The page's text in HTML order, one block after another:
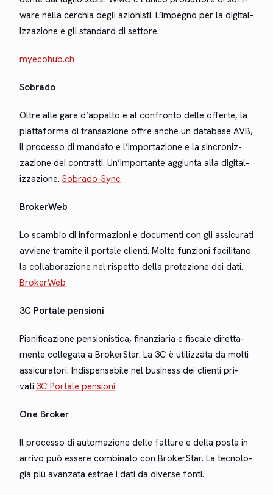
ware nel­la cer­chia degli azion­isti. L’im­peg­no per la dig­i­tal­
iz­zazione e gli stan­dard di set­tore.
myecohub.ch
Sobra­do
Oltre alle gare d’ap­pal­to e al con­fron­to delle offerte, la
piattafor­ma di transazione offre anche un data­base AVB,
il proces­so di manda­to e l’im­por­tazione e la sin­croniz­
zazione dei con­trat­ti. Un’im­por­tante aggiun­ta alla dig­i­tal­
iz­zazione. Sobra­do-Sync
Bro­ker­Web
Lo scam­bio di infor­mazioni e doc­u­men­ti con gli assi­cu­rati
avviene tramite il por­tale cli­en­ti. Molte fun­zioni facil­i­tano
la col­lab­o­razione nel rispet­to del­la pro­tezione dei dati.
Bro­ker­Web
3C Por­tale pen­sioni
Piani­fi­cazione pen­sion­is­ti­ca, finanziaria e fis­cale diret­ta­
mente col­le­ga­ta a Bro­ker­Star. La 3C è uti­liz­za­ta da molti
assi­cu­ra­tori. Indis­pens­abile nel busi­ness dei cli­en­ti pri­
vati.3C Por­tale pensioni
One Bro­ker
Il proces­so di automazione delle fat­ture e del­la pos­ta in
arri­vo può essere com­bi­na­to con Bro­ker­Star. La tec­nolo­
gia più avan­za­ta estrae i dati da diverse fonti.